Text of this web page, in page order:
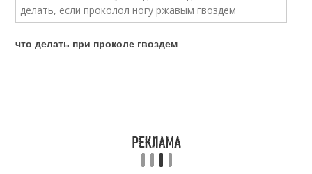
что делать при проколе гвоздем